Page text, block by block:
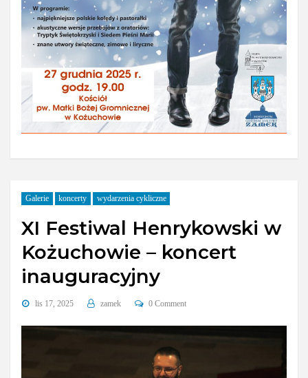
Galerie koncerty wydarzenia cykliczne
XI Festiwal Henrykowski w
Kożuchowie – koncert
inauguracyjny
lis 17, 2025 zamek 0 Comment